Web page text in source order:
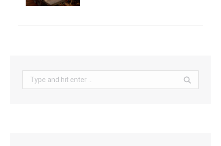
Search: